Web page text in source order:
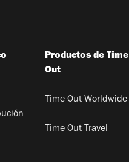
Productos de Time
Out
Time Out Worldwide
Time Out Travel